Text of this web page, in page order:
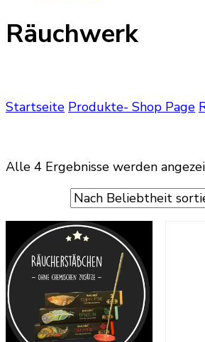
Räuchwerk
Startseite Produkte- Shop Page
Alle 4 Ergebnisse werden